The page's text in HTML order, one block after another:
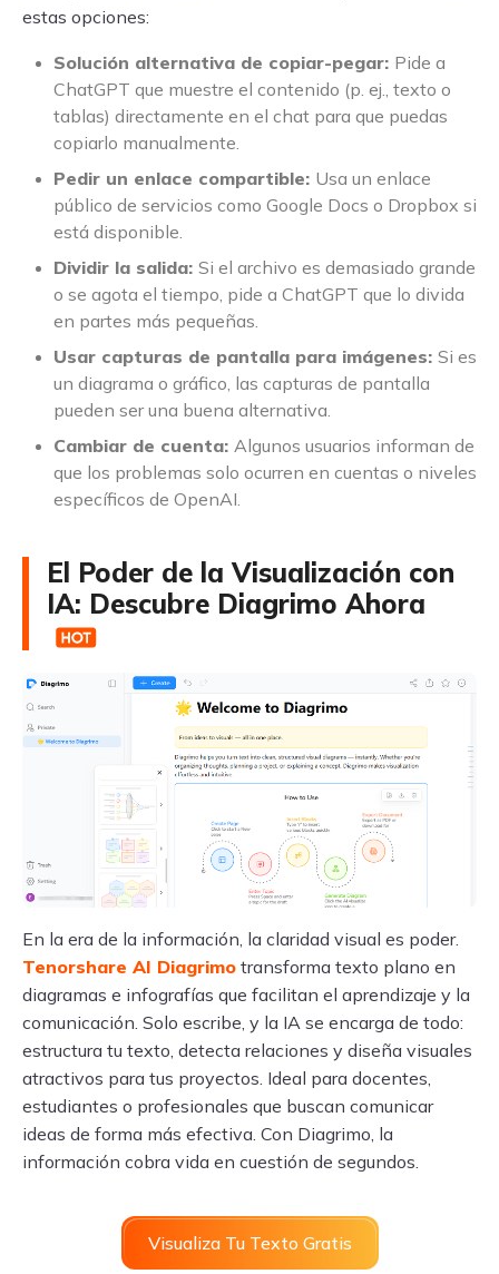
estas opciones:
Solución alternativa de copiar-pegar: Pide a
ChatGPT que muestre el contenido (p. ej., texto o
tablas) directamente en el chat para que puedas
copiarlo manualmente.
Pedir un enlace compartible: Usa un enlace
público de servicios como Google Docs o Dropbox si
está disponible.
Dividir la salida: Si el archivo es demasiado grande
o se agota el tiempo, pide a ChatGPT que lo divida
en partes más pequeñas.
Usar capturas de pantalla para imágenes: Si es
un diagrama o gráfico, las capturas de pantalla
pueden ser una buena alternativa.
Cambiar de cuenta: Algunos usuarios informan de
que los problemas solo ocurren en cuentas o niveles
específicos de OpenAI.
El Poder de la Visualización con
IA: Descubre Diagrimo Ahora
En la era de la información, la claridad visual es poder.
Tenorshare AI Diagrimo transforma texto plano en
diagramas e infografías que facilitan el aprendizaje y la
comunicación. Solo escribe, y la IA se encarga de todo:
estructura tu texto, detecta relaciones y diseña visuales
atractivos para tus proyectos. Ideal para docentes,
estudiantes o profesionales que buscan comunicar
ideas de forma más efectiva. Con Diagrimo, la
información cobra vida en cuestión de segundos.
Visualiza Tu Texto Gratis